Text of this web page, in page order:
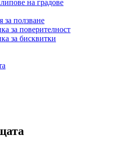
на градове
за ползване
за поверителност
за бисквитки